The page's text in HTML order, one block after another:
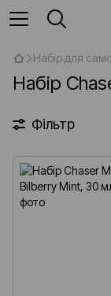
Набір для
Набір
Фільтр